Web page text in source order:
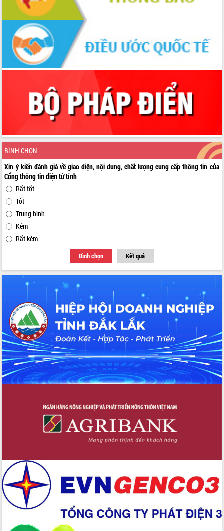
BÌNH CHỌN
Xin ý kiến đánh giá về giao diện, nội dung, chất lượng cung cấp thông tin của
Cổng thông tin điện tử tỉnh
Rất tốt
Tốt
Trung bình
Kém
Rất kém
Bình chọn Kết quả